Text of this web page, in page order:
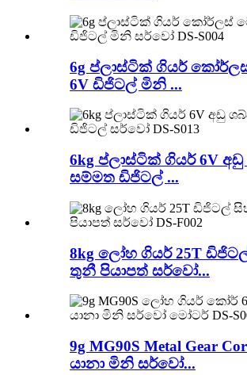
6g ප්ලාස්ටික් ගියර්
6V ඩිජිටල් මිනි ...
6kg ප්ලාස්ටික් ගියර් 6V අඩු
සම්මත ඩිජිටල් ...
8kg ලෝහ ගියර් 25T
තුනී පියාපත් සර්වෝ...
9g MG90S Metal Gear
යානා මිනි සර්වෝ...